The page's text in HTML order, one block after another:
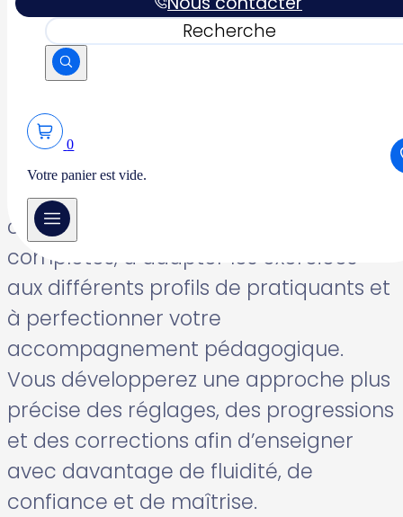
Rechercher
0
Votre panier est vide.
répertoire classique, développerez une
analyse plus fine du mouvement et
gagnerez en aisance dans l’utilisation
du Reformer et du Cadillac.
Au cours de ces 4 journées de
formation, vous apprendrez à
construire des séances plus
complètes, à adapter les exercices
aux différents profils de pratiquants et
à perfectionner votre
accompagnement pédagogique.
Vous développerez une approche plus
précise des réglages, des progressions
et des corrections afin d’enseigner
avec davantage de fluidité, de
confiance et de maîtrise.